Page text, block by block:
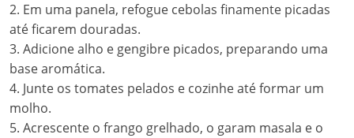
2. Em uma panela, refogue cebolas finamente picadas
até ficarem douradas.
3. Adicione alho e gengibre picados, preparando uma
base aromática.
4. Junte os tomates pelados e cozinhe até formar um
molho.
5. Acrescente o frango grelhado, o garam masala e o